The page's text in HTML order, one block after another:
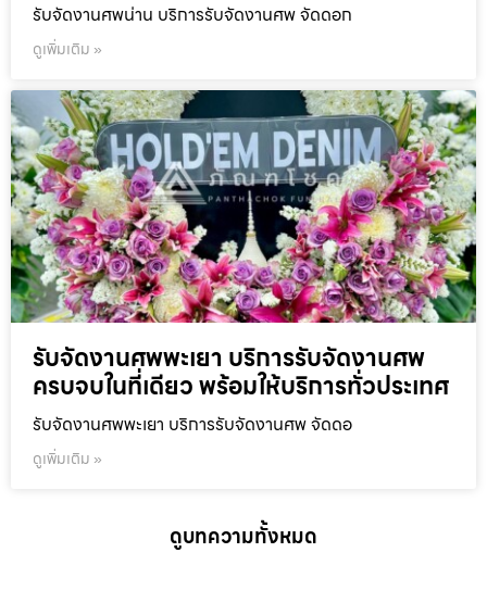
รับจัดงานศพน่าน บริการรับจัดงานศพ จัดดอก
ดูเพิ่มเติม »
รับจัดงานศพพะเยา บริการรับจัดงานศพ
ครบจบในที่เดียว พร้อมให้บริการทั่วประเทศ
รับจัดงานศพพะเยา บริการรับจัดงานศพ จัดดอ
ดูเพิ่มเติม »
ดูบทความทั้งหมด